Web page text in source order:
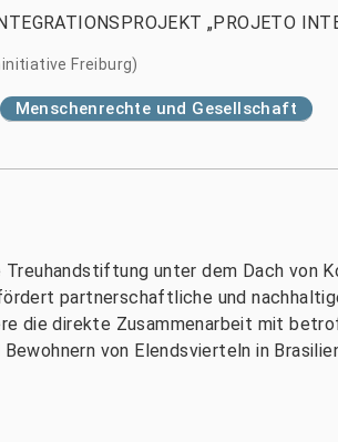
„PROJETO
Freiburg)
Menschenrechte und Gesellschaft
unter dem Dach von
partnerschaftliche und
die direkte Zusammenarbeit mit
von Elendsvierteln in